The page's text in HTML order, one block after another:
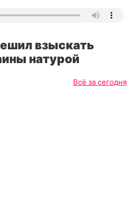
взыскать
натурой
Всё за сегодня